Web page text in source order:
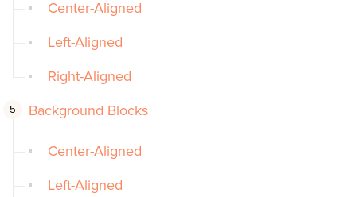
Center-Aligned
Left-Aligned
Right-Aligned
Background Blocks
Center-Aligned
Left-Aligned